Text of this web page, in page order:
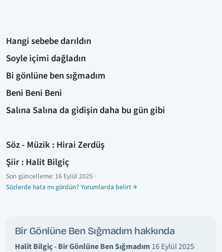
Hangi sebebe darıldın
Soyle içimi dağladın
Bi gönlüne ben sığmadım
Beni Beni Beni
Salına Salına da gidişin daha bu gün gibi
Söz - Müzik : Hirai Zerdüş
Şiir : Halit Bilgiç
Son güncelleme: 16 Eylül 2025 ·
Sözlerde hata mı gördün? Yorumlarda belirt
Bir Gönlüne Ben Sığmadım hakkında
Halit Bilgiç - Bir Gönlüne Ben Sığmadım 16 Eylül 2025